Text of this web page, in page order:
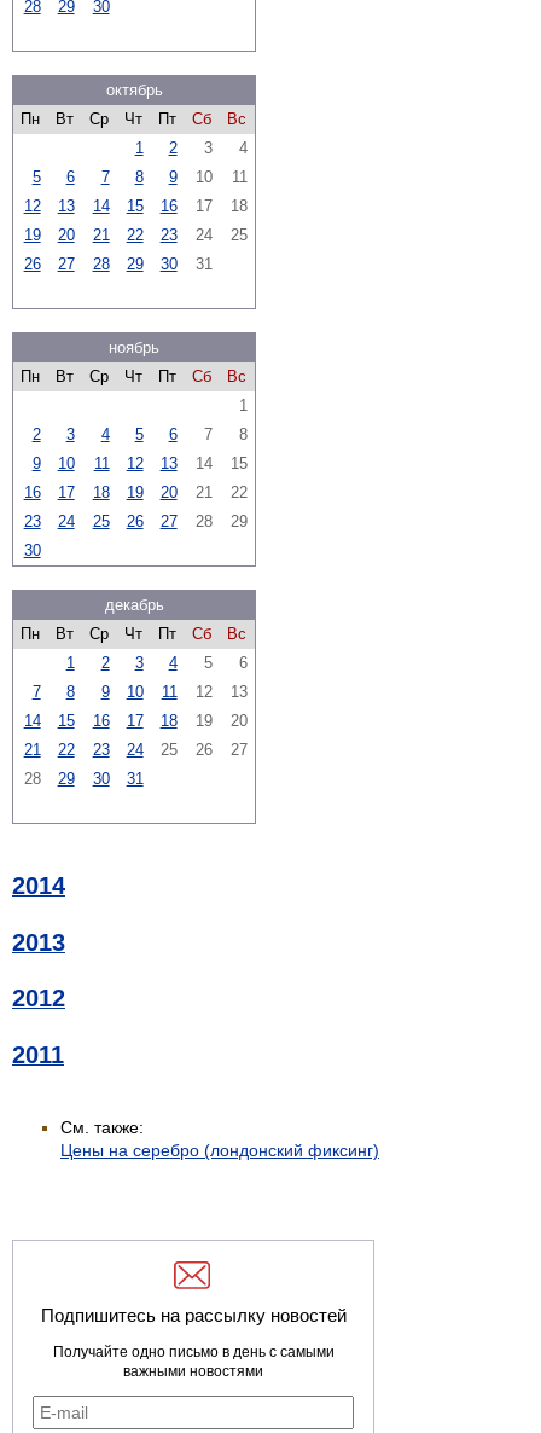
28 29 30
октябрь
Пн
Вт Ср Чт Пт Сб
Вс
1
2 3
4
5
6 7 8 9 10
11
12
13 14 15 16 17
18
19
20 21 22 23 24
25
26
27 28 29 30 31
ноябрь
Пн
Вт Ср Чт Пт Сб
Вс
1
2
3 4 5 6 7
8
9
10 11 12 13 14
15
16
17 18 19 20 21
22
23
24 25 26 27 28
29
30
декабрь
Пн
Вт Ср Чт Пт Сб
Вс
1
2 3 4 5
6
7
8 9 10 11 12
13
14
15 16 17 18 19
20
21
22 23 24 25 26
27
28
29 30 31
2014
2013
2012
2011
См. также:
Цены на серебро (лондонский фиксинг)
Подпишитесь на рассылку новостей
Получайте одно письмо в день с самыми
важными новостями